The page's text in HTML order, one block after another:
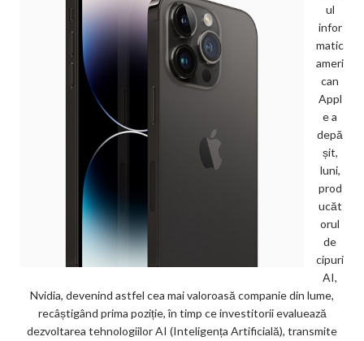
ul
infor
matic
ameri
can
Appl
e a
depă
șit,
luni,
prod
ucăt
orul
de
cipuri
AI,
Nvidia, devenind astfel cea mai valoroasă companie din lume,
recâștigând prima poziție, în timp ce investitorii evaluează
dezvoltarea tehnologiilor AI (Inteligența Artificială), transmite